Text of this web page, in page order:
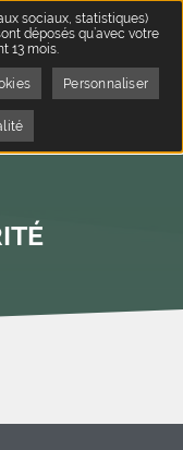
sociaux, statistiques)
déposés qu’avec votre
13 mois.
Personnaliser